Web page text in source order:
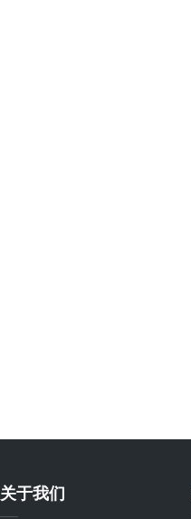
关于我们